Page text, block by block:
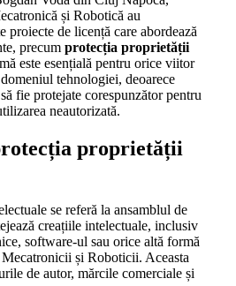
și Robotică au
proiecte de licență care abordează
precum protecția proprietății
este esențială pentru orice viitor
tehnologiei, deoarece
fie protejate corespunzător pentru
neautorizată.
proprietății
se referă la ansamblul de
creațiile intelectuale, inclusiv
software-ul sau orice altă formă
și Roboticii. Aceasta
de autor, mărcile comerciale și